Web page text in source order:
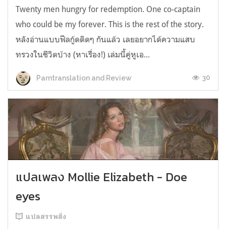
Twenty men hungry for redemption. One co-captain
who could be my forever. This is the rest of the story.
หลังอ่านแบบฟีลกู้ดติดๆ กันแล้ว เลยอยากได้ความแสบ
ทรวงในชีวิตบ้าง (หาเรื่อง!) เล่มนี้คู่หูเอ...
Parntranslation and Review 30
แปลเพลง Mollie Elizabeth - Doe
eyes
แปลสรรพสิ่ง